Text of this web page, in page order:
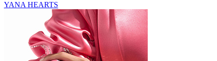
YANA HEARTS